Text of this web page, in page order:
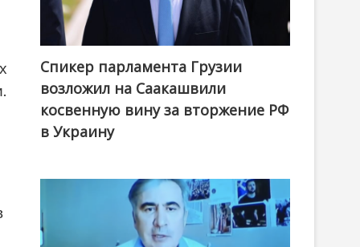
Спикер парламента Грузии
возложил на Саакашвили
косвенную вину за вторжение РФ
в Украину